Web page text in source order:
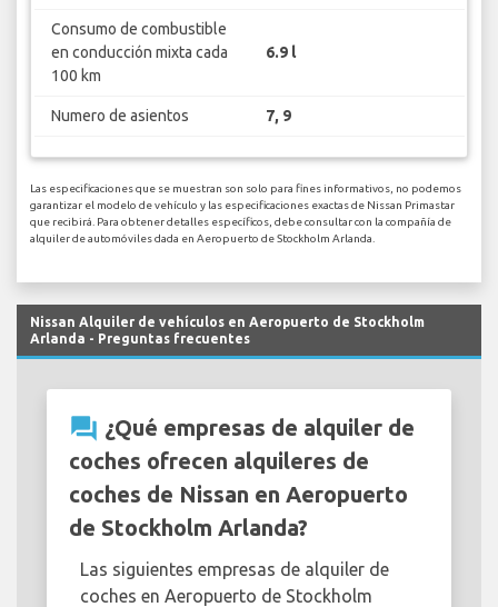
Consumo de combustible
en conducción mixta cada
100 km
6.9 l
Numero de asientos 7, 9
Las especificaciones que se muestran son solo para fines informativos, no podemos
garantizar el modelo de vehículo y las especificaciones exactas de Nissan Primastar
que recibirá. Para obtener detalles específicos, debe consultar con la compañía de
alquiler de automóviles dada en Aeropuerto de Stockholm Arlanda.
Nissan Alquiler de vehículos en Aeropuerto de Stockholm
Arlanda - Preguntas frecuentes
question_answer ¿Qué empresas de alquiler de
coches ofrecen alquileres de
coches de Nissan en Aeropuerto
de Stockholm Arlanda?
Las siguientes empresas de alquiler de
coches en Aeropuerto de Stockholm